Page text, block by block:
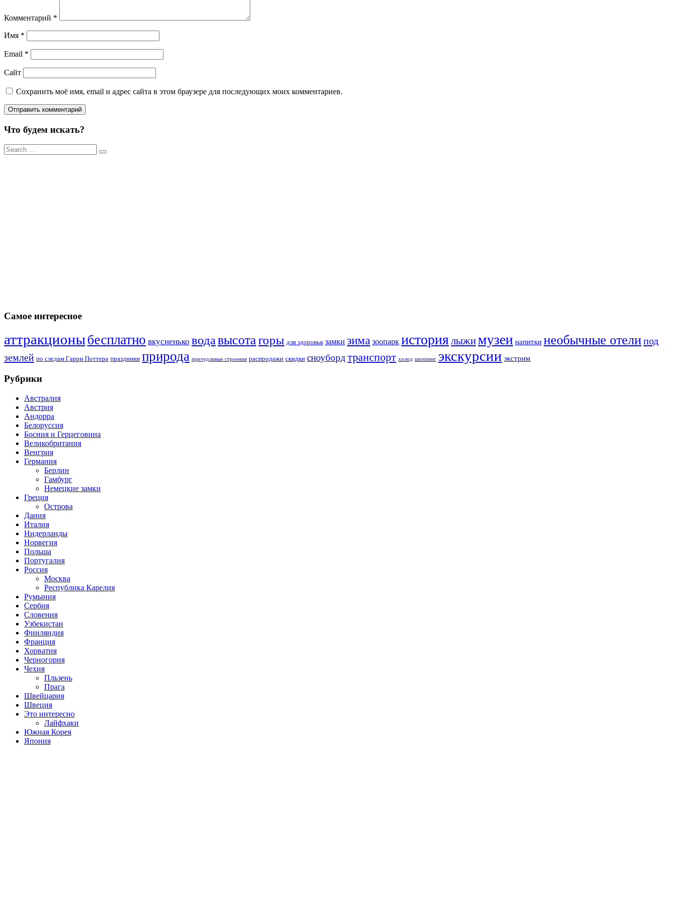
Комментарий *
Имя *
Email *
Сайт
Сохранить моё имя, email и адрес сайта в этом браузере для последующих моих комментариев.
Что будем искать?
Результаты
поиска
Самое интересное
аттракционыбесплатно вкусненько водавысота горы для здоровья замки зима зоопарк историялыжимузеи напитки необычные отелипод
землей по следам Гарри Поттера праздники природа причудливые строения распродажи скидки сноуборд транспорт холод шоппинг экскурсии экстрим
Рубрики
Австралия
Австрия
Андорра
Белоруссия
Босния и Герцеговина
Великобритания
Венгрия
Германия
Берлин
Гамбург
Немецкие замки
Греция
Острова
Дания
Италия
Нидерланды
Норвегия
Польша
Португалия
Россия
Москва
Республика Карелия
Румыния
Сербия
Словения
Узбекистан
Финляндия
Франция
Хорватия
Черногория
Чехия
Пльзень
Прага
Швейцария
Швеция
Это интересно
Лайфхаки
Южная Корея
Япония